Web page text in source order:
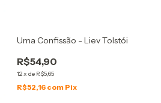
Uma Confissão - Liev Tolstói
R$54,90
12x de R$5,65
R$52,16 com Pix